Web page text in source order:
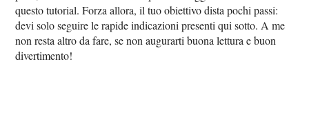
questo tutorial. Forza allora, il tuo obiettivo dista pochi passi:
devi solo seguire le rapide indicazioni presenti qui sotto. A me
non resta altro da fare, se non augurarti buona lettura e buon
divertimento!